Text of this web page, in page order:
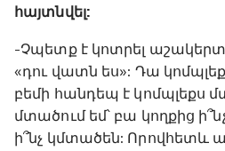
հայտնվել:
-Չպետք է կոտրել
«դու վատն ես»: Դա
բեմի հանդեպ է կոմպլեքս
մտածում եմ՝ բա կողքից
ի՞նչ կմտածեն: Որովհետև